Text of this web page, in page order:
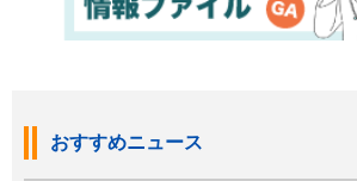
おすすめニュース